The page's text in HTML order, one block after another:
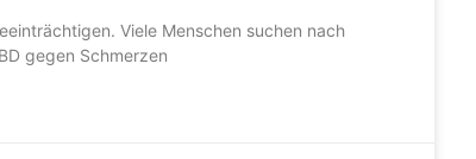
Viele Menschen suchen nach
gegen Schmerzen